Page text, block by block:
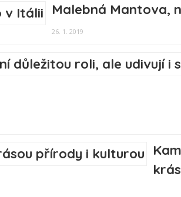
Malebná Mantova,
26. 1. 2019